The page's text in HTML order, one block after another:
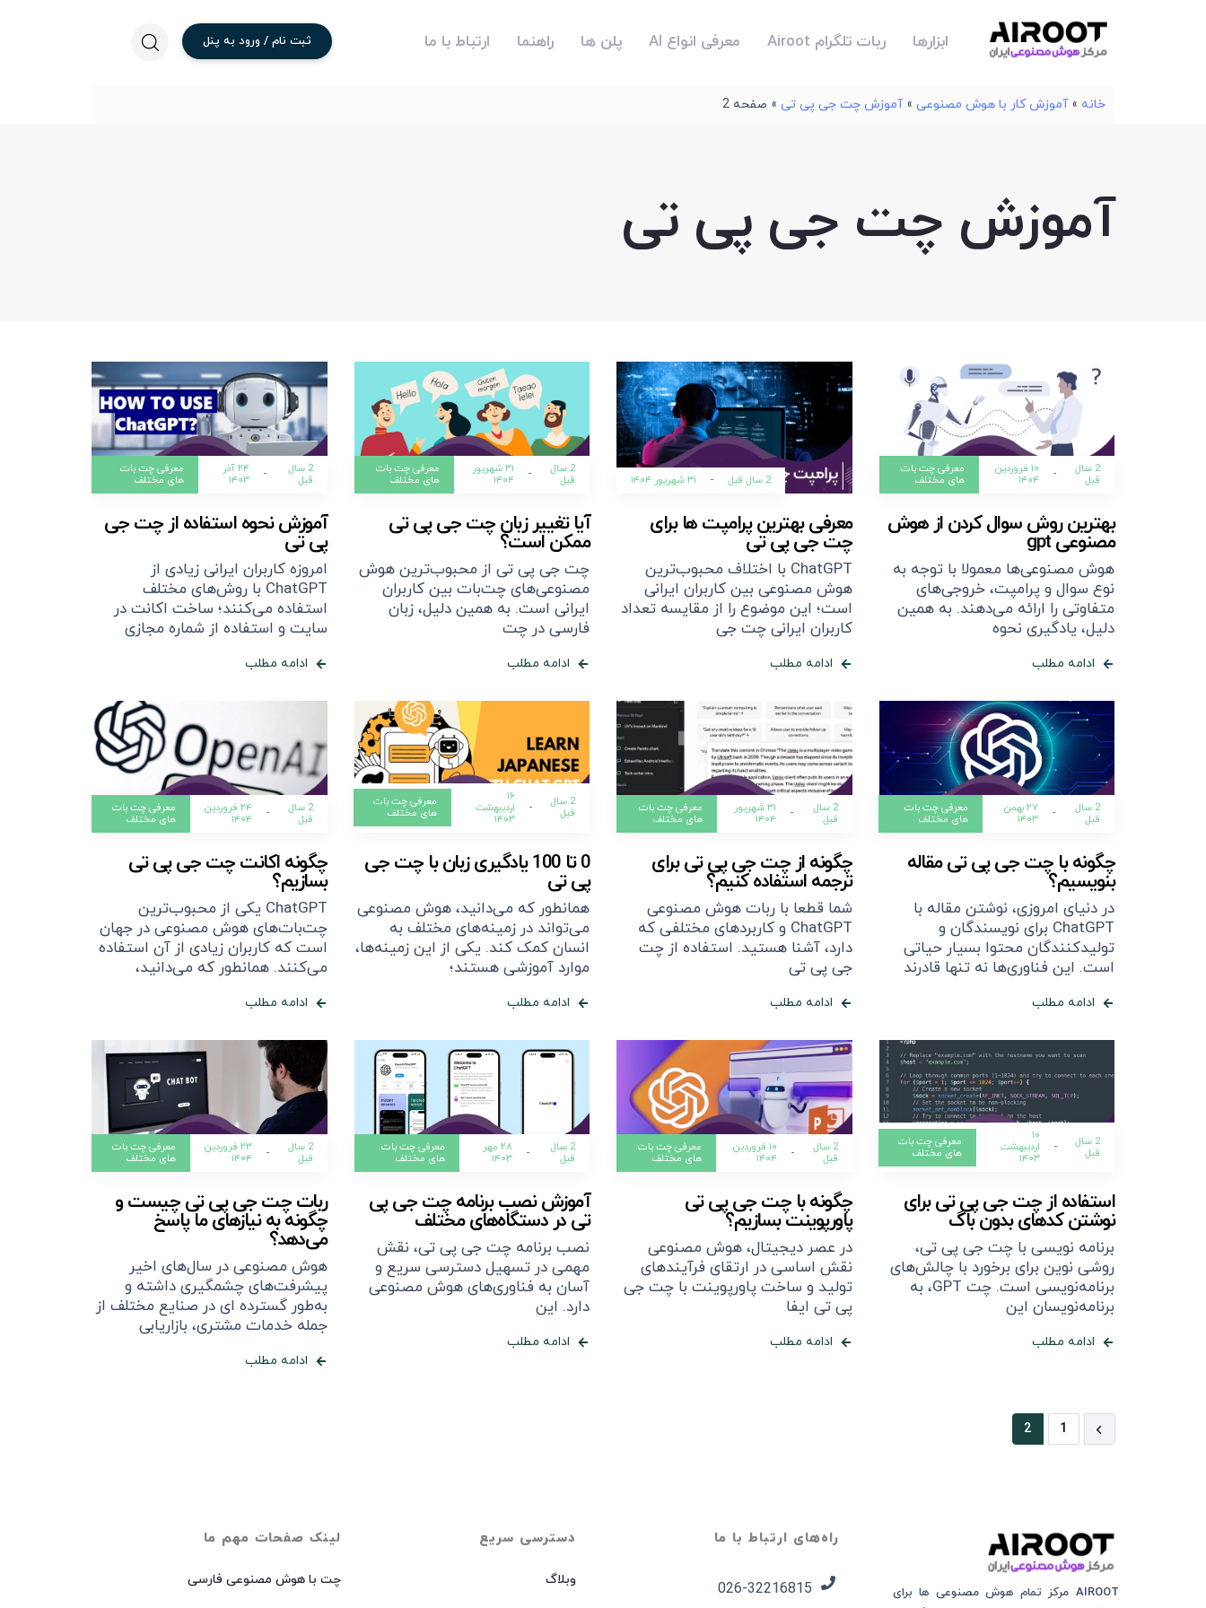
ابزارها ربات تلگرام Airoot معرفی انواع AI پلن ها راهنما ارتباط با ما ثبت نام / ورود به پنل
خانه »آموزش کار با هوش مصنوعی »آموزش چت جی پی تی » صفحه 2
آموزش چت جی پی تی
2 سال
قبل
-
۱۰ فروردین
۱۴۰۴
معرفی چت بات
های مختلف
بهترین روش سوال کردن از هوش
مصنوعی gpt
هوش مصنوعی‌ها معمولا با توجه به
نوع سوال و پرامپت، خروجی‌های
متفاوتی را ارائه می‌دهند. به همین
دلیل، یادگیری نحوه
ادامه مطلب
2 سال قبل - ۳۱ شهریور ۱۴۰۴
معرفی بهترین پرامپت ها برای
چت جی پی تی
ChatGPT با اختلاف محبوب‌ترین
هوش مصنوعی بین کاربران ایرانی
است؛ این موضوع را از مقایسه تعداد
کاربران ایرانی چت جی
ادامه مطلب
2 سال
قبل
-
۳۱ شهریور
۱۴۰۴
معرفی چت بات
های مختلف
آیا تغییر زبان چت جی پی تی
ممکن است؟
چت جی پی تی از محبوب‌ترین هوش
مصنوعی‌های چت‌بات بین کاربران
ایرانی است. به همین دلیل، زبان
فارسی در چت
ادامه مطلب
2 سال
قبل
-
۲۴ آذر
۱۴۰۳
معرفی چت بات
های مختلف
آموزش نحوه استفاده از چت جی
پی تی
امروزه کاربران ایرانی زیادی از
ChatGPT با روش‌های مختلف
استفاده می‌کنند؛ ساخت اکانت در
سایت و استفاده از شماره مجازی
ادامه مطلب
2 سال
قبل
-
۲۷ بهمن
۱۴۰۳
معرفی چت بات
های مختلف
چگونه با چت جی پی تی مقاله
بنویسیم؟
در دنیای امروزی، نوشتن مقاله با
ChatGPT برای نویسندگان و
تولیدکنندگان محتوا بسیار حیاتی
است. این فناوری‌ها نه تنها قادرند
ادامه مطلب
2 سال
قبل
-
۳۱ شهریور
۱۴۰۴
معرفی چت بات
های مختلف
چگونه از چت جی پی تی برای
ترجمه استفاده کنیم؟
شما قطعا با ربات هوش مصنوعی
ChatGPT و کاربردهای مختلفی که
دارد، آشنا هستید. استفاده از چت
جی پی تی
ادامه مطلب
2 سال
قبل
-
۱۶
اردیبهشت
۱۴۰۳
معرفی چت بات
های مختلف
0 تا 100 یادگیری زبان با چت جی
پی تی
همانطور که می‌دانید، هوش مصنوعی
می‌تواند در زمینه‌های مختلف به
انسان کمک کند. یکی از این زمینه‌ها،
موارد آموزشی هستند؛
ادامه مطلب
2 سال
قبل
-
۲۴ فروردین
۱۴۰۴
معرفی چت بات
های مختلف
چگونه اکانت چت جی پی تی
بسازیم؟
ChatGPT یکی از محبوب‌ترین
چت‌بات‌های هوش مصنوعی در جهان
است که کاربران زیادی از آن استفاده
می‌کنند. همانطور که می‌دانید،
ادامه مطلب
2 سال
قبل
-
۱۰
اردیبهشت
۱۴۰۳
معرفی چت بات
های مختلف
استفاده از چت جی پی تی برای
نوشتن کدهای بدون باگ
برنامه نویسی با چت جی پی تی،
روشی نوین برای برخورد با چالش‌های
برنامه‌نویسی است. چت GPT، به
برنامه‌نویسان این
ادامه مطلب
2 سال
قبل
-
۱۰ فروردین
۱۴۰۴
معرفی چت بات
های مختلف
چگونه با چت جی پی تی
پاورپوینت بسازیم؟
در عصر دیجیتال، هوش مصنوعی
نقش اساسی در ارتقای فرآیندهای
تولید و ساخت پاورپوینت با چت جی
پی تی ایفا
ادامه مطلب
2 سال
قبل
-
۲۸ مهر
۱۴۰۳
معرفی چت بات
های مختلف
آموزش نصب برنامه چت جی پی
تی در دستگاه‌های مختلف
نصب برنامه چت جی پی تی، نقش
مهمی در تسهیل دسترسی سریع و
آسان به فناوری‌های هوش مصنوعی
دارد. این
ادامه مطلب
2 سال
قبل
-
۲۳ فروردین
۱۴۰۴
معرفی چت بات
های مختلف
ربات چت جی پی تی چیست و
چگونه به نیازهای ما پاسخ
می‌دهد؟
هوش مصنوعی در سال‌های اخیر
پیشرفت‌های چشمگیری داشته و
به‌طور گسترده ای در صنایع مختلف از
جمله خدمات مشتری، بازاریابی
ادامه مطلب
1
2
لینک صفحات مهم ما
چت با هوش مصنوعی فارسی
دسترسی سریع
وبلاگ
راه‌های ارتباط با ما
026-32216815​
AIROOT مرکز تمام هوش مصنوعی‌‌‌ ها برای